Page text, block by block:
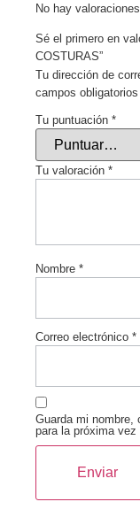
No hay
Sé el primero en
COSTURAS”
Tu dirección de
campos
Tu puntuación *
Tu valoración *
Nombre *
Correo electrónico *
Guarda mi nombre,
para la próxima vez